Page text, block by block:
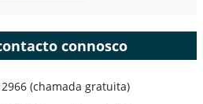
connosco
(chamada gratuita)